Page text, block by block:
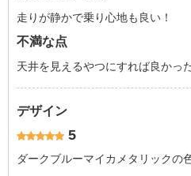
走りが静かで乗り心地も良い！
不満な点
天井を見えるやつにすれば良かっ
デザイン
5
ダークブルーマイカメタリックの